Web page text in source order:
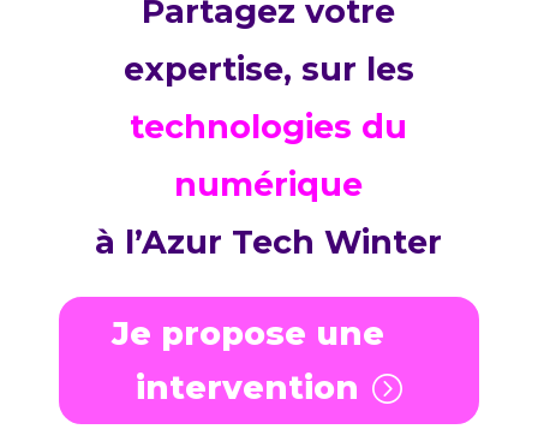
Partagez votre
expertise, sur les
technologies du
numérique
à l’Azur Tech Winter
Je propose une
intervention